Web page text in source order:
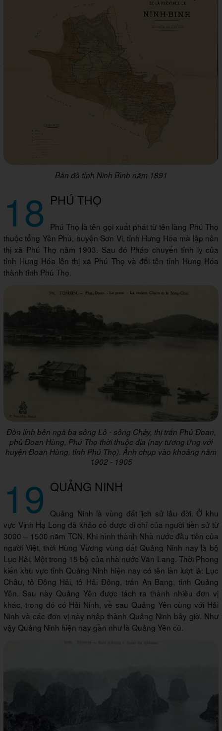
Bản đồ tỉnh Ninh Bình năm 1891
18 PHÚ THỌ
Phú Thọ là tên gọi xuất phát từ tên làng Phú Thọ
thuộc tổng Yên Phú, huyện Sơn Vi, tỉnh Hưng Hóa mà lập nên
thị xã Phú Thọ năm 1903. Sau đó Pháp chuyển tỉnh lỵ của
tỉnh Hưng Hóa lên thị xã Phú Thọ và đổi tên tỉnh Hưng Hóa
thành tỉnh Phú Thọ.
Đồn lính bên ngã ba sông Lô - sông Chảy, thị trấn Phủ Đoan,
phủ Đoan Hùng, Phú Thọ thời thuộc địa (nay tương ứng với
huyện Đoan Hùng, tỉnh Phú Thọ). Ảnh chụp vào khoảng năm
1902 - 1905
19 QUẢNG NINH
Quảng Ninh là vùng đất lịch sử lâu đời. Ở khu
vực Vịnh Hạ Long đã khảo cổ được di chỉ của người tiền sử từ
3000 – 1500 năm TCN. Khi hình thành Nhà nước đầu tiên của
người Việt, thời Hùng Vương vùng đất Quảng Ninh nay là bộ
Lục Hải. Một trong 15 bộ của nhà nước Văn Lang. Thời Phong
kiến khu vực tỉnh Quảng Ninh hiện nay có tên lần lượt là: Lục
Châu, tô Đông Hải, tô Hải Đông, trấn An Bang, tỉnh Quảng
Yên. Sau này Quảng Yên được tách ra thành nhiều đơn vị
khác, trong đó có Hải Ninh, về sau Quảng Yên cùng với Hải
Ninh và các đơn vị này nhập thành Quảng Ninh bây giờ. Như
vậy Quảng Ninh hiện nay gần như là Quảng Yên cũ.